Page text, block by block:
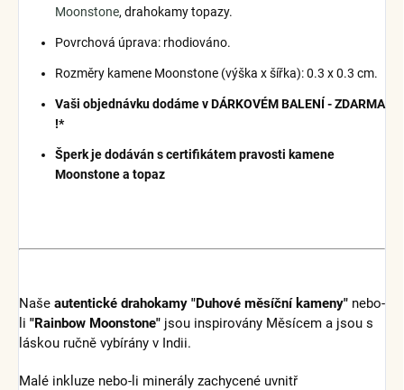
Moonstone, drahokamy topazy.
Povrchová úprava: rhodiováno.
Rozměry kamene Moonstone (výška x šířka): 0.3 x 0.3 cm.
Vaši objednávku dodáme v DÁRKOVÉM BALENÍ - ZDARMA
!*
Šperk je dodáván s certifikátem pravosti kamene
Moonstone a topaz
Naše autentické drahokamy "Duhové měsíční kameny" nebo-
li "Rainbow Moonstone" jsou inspirovány Měsícem a jsou s
láskou ručně vybírány v Indii.
Malé inkluze nebo-li minerály zachycené uvnitř